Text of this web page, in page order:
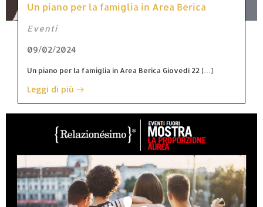
Un piano per la famiglia in Area Berica
Eventi
09/02/2024
Un piano per la famiglia in Area Berica Giovedì 22 […]
Leggi di più